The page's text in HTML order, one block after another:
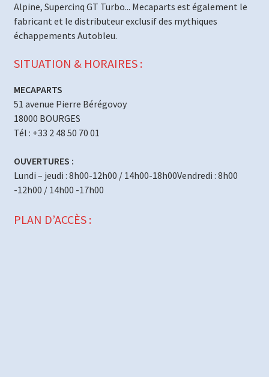
Alpine, Supercinq GT Turbo... Mecaparts est également le
fabricant et le distributeur exclusif des mythiques
échappements Autobleu.
SITUATION & HORAIRES :
MECAPARTS
51 avenue Pierre Bérégovoy
18000 BOURGES
Tél : +33 2 48 50 70 01
OUVERTURES :
Lundi – jeudi : 8h00-12h00 / 14h00-18h00Vendredi : 8h00
-12h00 / 14h00 -17h00
PLAN D’ACCÈS :